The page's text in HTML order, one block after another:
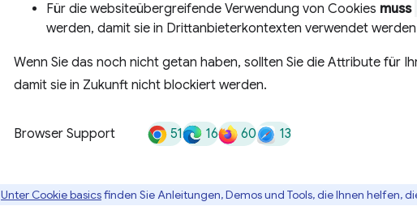
Für die websiteübergreifende Verwendung von Cookies muss
werden, damit sie in Drittanbieterkontexten verwendet
Wenn Sie das noch nicht getan haben, sollten Sie die Attribute für
damit sie in Zukunft nicht blockiert werden.
Browser Support 51 16 60 13
Unter Cookie basicsfinden Sie Anleitungen, Demos und Tools, die Ihnen helfen,